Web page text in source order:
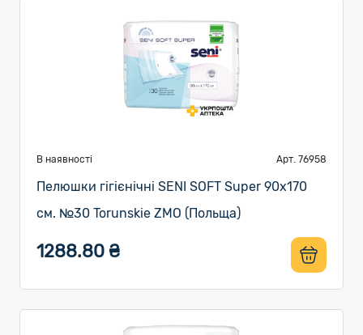
В наявності Арт. 76958
Пелюшки гігієнічні SENI SOFT Super 90х170
см. №30 Torunskie ZMO (Польща)
1288.80 ₴